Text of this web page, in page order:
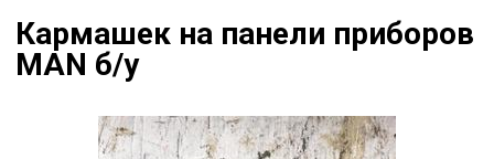
Кармашек на панели приборов
MAN б/у